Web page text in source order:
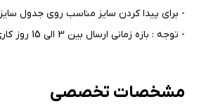
- برای پیدا کردن سایز مناسب روی جدول
- توجه : بازه زمانی ارسال بین 3 الی 15 روز کاری می باشد.
مشخصات تخصصی